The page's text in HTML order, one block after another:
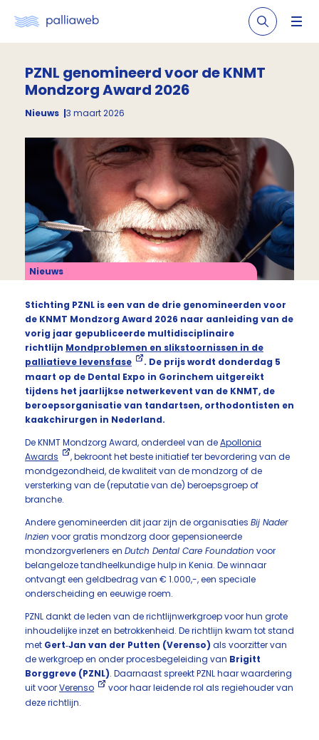
PZNL genomineerd voor de KNMT
Mondzorg Award 2026
Nieuws 3 maart 2026
Nieuws
Stichting PZNL is een van de drie genomineerden voor
de KNMT Mondzorg Award 2026 naar aanleiding van de
vorig jaar gepubliceerde multidisciplinaire
richtlijn Mondproblemen en slikstoornissen in de
palliatieve levensfase
. De prijs wordt donderdag 5
maart op de Dental Expo in Gorinchem uitgereikt
tijdens het jaarlijkse netwerkevent van de KNMT, de
beroepsorganisatie van tandartsen, orthodontisten en
kaakchirurgen in Nederland.
De KNMT Mondzorg Award, onderdeel van deApollonia
Awards
, bekroont het beste initiatief ter bevordering van de
mondgezondheid, de kwaliteit van de mondzorg of de
versterking van de (reputatie van de) beroepsgroep of
branche.
Andere genomineerden dit jaar zijn de organisaties Bij Nader
Inzien voor gratis mondzorg door gepensioneerde
mondzorgverleners en Dutch Dental Care Foundation voor
belangeloze tandheelkundige hulp in Kenia. De winnaar
ontvangt een geldbedrag van € 1.000,-, een speciale
onderscheiding en eeuwige roem.
PZNL dankt de leden van de richtlijnwerkgroep voor hun grote
inhoudelijke inzet en betrokkenheid. De richtlijn kwam tot stand
met Gert‑Jan van der Putten (Verenso) als voorzitter van
de werkgroep en onder procesbegeleiding van Brigitt
Borggreve (PZNL). Daarnaast spreekt PZNL haar waardering
uit voorVerenso
voor haar leidende rol als regiehouder van
deze richtlijn.